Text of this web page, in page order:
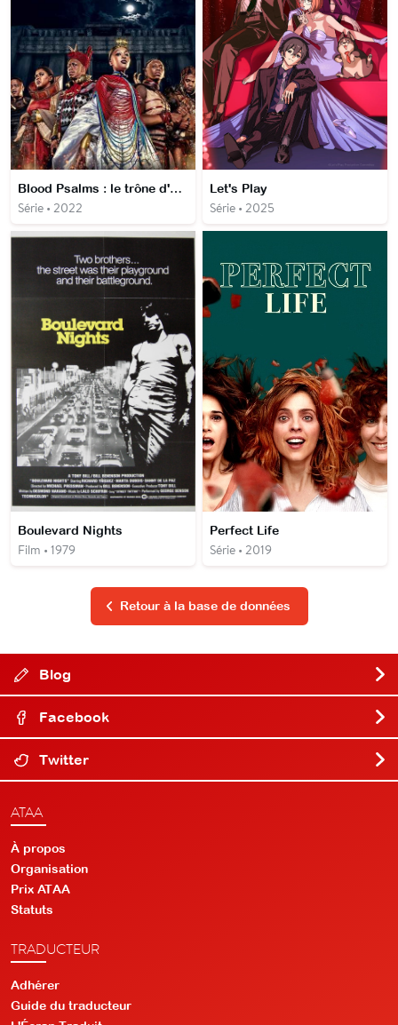
Blood Psalms : le trône d'Akachi
Série • 2022
Let's Play
Série • 2025
Boulevard Nights
Film • 1979
Perfect Life
Série • 2019
Retour à la base de données
Blog
Facebook
Twitter
ATAA
À propos
Organisation
Prix ATAA
Statuts
TRADUCTEUR
Adhérer
Guide du traducteur